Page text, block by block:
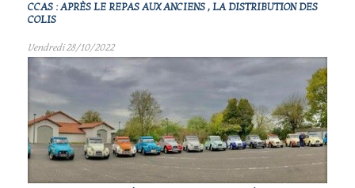
CCAS : APRÈS LE REPAS AUX ANCIENS , LA DISTRIBUTION DES
COLIS
Vendredi 28/10/2022